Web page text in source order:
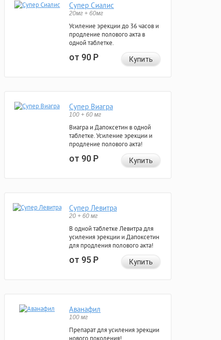
Супер Сиалис
20мг + 60мг
Усиление эрекции до 36 часов и
продление полового акта в
одной таблетке.
от 90Р Купить
Супер Виагра
100 + 60 мг
Виагра и Дапоксетин в одной
таблетке. Усиление эрекции и
продление полового акта!
от 90Р Купить
Супер Левитра
20 + 60 мг
В одной таблетке Левитра для
усиления эрекции и Дапоксетин
для продления полового акта!
от 95Р Купить
Аванафил
100 мг
Препарат для усиления эрекции